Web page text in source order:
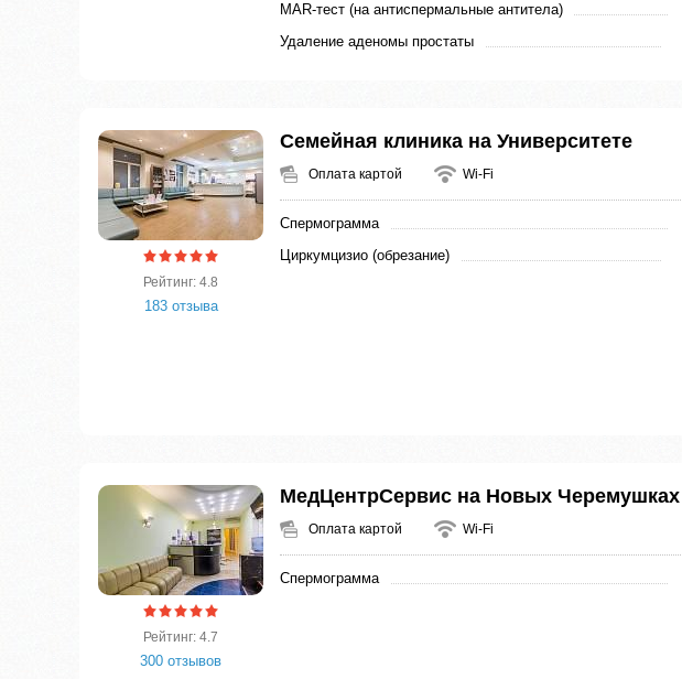
MAR-тест (на антиспермальные антитела)
Удаление аденомы простаты
Рейтинг: 4.8
183 отзыва
Семейная клиника на Университете
Оплата картой Wi-Fi
Спермограмма
Циркумцизио (обрезание)
Рейтинг: 4.7
300 отзывов
МедЦентрСервис на Новых Черемушках
Оплата картой Wi-Fi
Спермограмма